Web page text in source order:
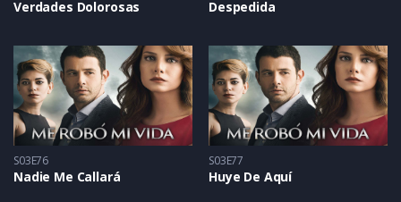
Verdades Dolorosas Despedida
S03E76
Nadie Me Callará
S03E77
Huye De Aquí